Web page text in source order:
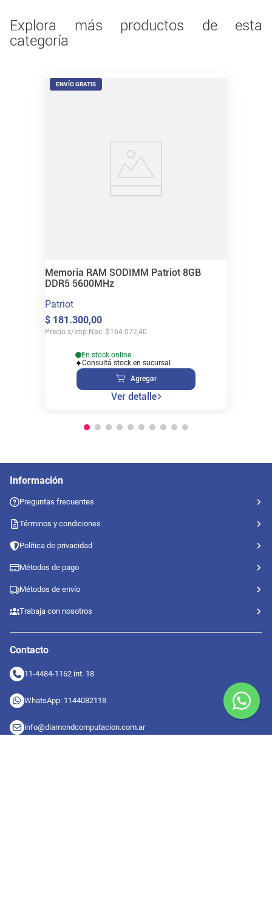
equipo.
Explora más productos de esta
categoría
ENVÍO GRATIS
Memoria RAM SODIMM Patriot 8GB
DDR5 5600MHz
Patriot
$ 181.300,00
Precio s/Imp Nac. $164.072,40
En stock online
Consultá stock en sucursal
Agregar
Ver detalle
Información
Preguntas frecuentes
Términos y condiciones
Política de privacidad
Métodos de pago
Métodos de envío
Trabaja con nosotros
Contacto
11-4484-1162 int. 18
WhatsApp: 1144082118
info@diamondcomputacion.com.ar